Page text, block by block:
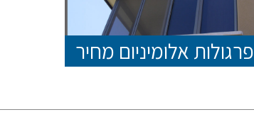
פרגולות אלומיניום מחיר